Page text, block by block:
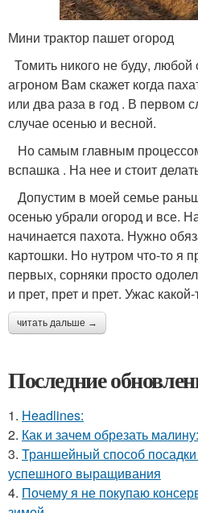
Мини трактор пашет огород
Томить никого не буду,
агроном Вам скажет когда
или два раза в год . В первом
случае осенью и весной.
Но самым главным
вспашка . На нее и стоит
Допустим в моей семье
осенью убрали огород и все.
начинается пахота. Нужно
картошки. Но нутром что-то я
первых, сорняки просто
и прет, прет и прет. Ужас какой-
читать дальше →
Последние
1. Headlines:
2. Как и зачем обрезать
3. Траншейный способ
успешного выращивания
4. Почему я не покупаю